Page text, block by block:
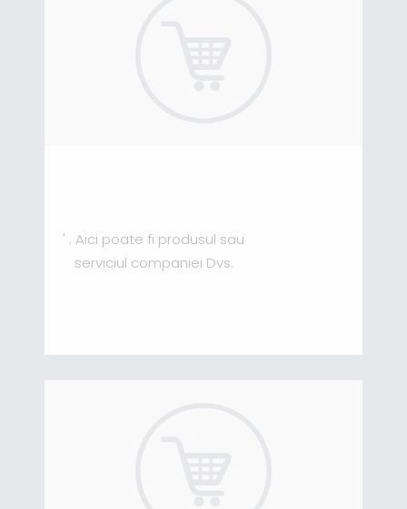
' . Aici poate fi produsul sau
serviciul companiei Dvs.